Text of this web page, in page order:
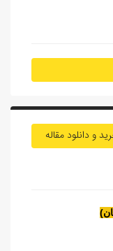
و دانلود مقاله